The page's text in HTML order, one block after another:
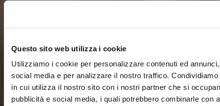
Questo sito web utilizza i cookie
Utilizziamo i cookie per personalizzare contenuti ed
social media e per analizzare il nostro traffico.
in cui utilizza il nostro sito con i nostri partner che si
pubblicità e social media, i quali potrebbero combinarle con